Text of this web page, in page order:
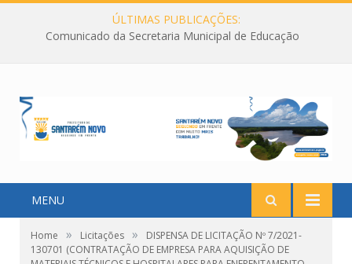
ÚLTIMAS PUBLICAÇÕES:
Comunicado da Secretaria Municipal de Educação
MENU
Home » Licitações »
DISPENSA DE LICITAÇÃO Nº 7/2021-
130701 (CONTRATAÇÃO DE EMPRESA PARA AQUISIÇÃO DE